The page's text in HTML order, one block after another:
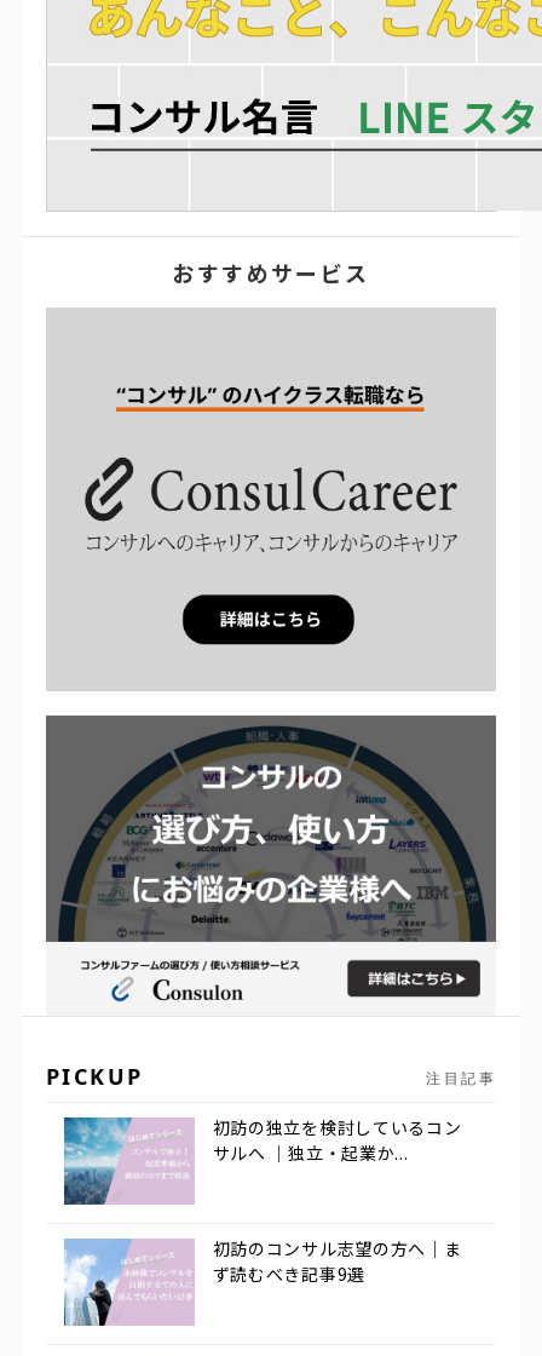
おすすめサービス
PICKUP 注目記事
初訪の独立を検討しているコン
サルへ ｜独立・起業か...
初訪のコンサル志望の方へ｜ま
ず読むべき記事9選